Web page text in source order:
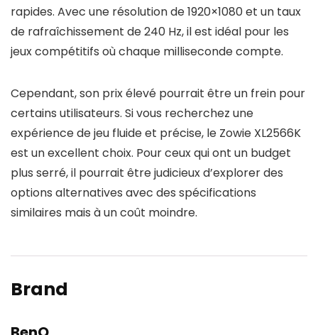
rapides. Avec une résolution de 1920×1080 et un taux
de rafraîchissement de 240 Hz, il est idéal pour les
jeux compétitifs où chaque milliseconde compte.
Cependant, son prix élevé pourrait être un frein pour
certains utilisateurs. Si vous recherchez une
expérience de jeu fluide et précise, le Zowie XL2566K
est un excellent choix. Pour ceux qui ont un budget
plus serré, il pourrait être judicieux d’explorer des
options alternatives avec des spécifications
similaires mais à un coût moindre.
Brand